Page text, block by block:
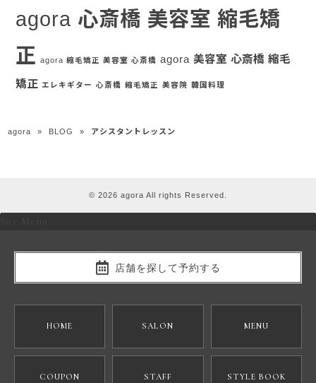
agora 心斎橋 美容室 縮毛矯
正 agora 縮毛矯正 美容室 心斎橋 agora 美容室 心斎橋 縮毛
矯正 エレキギター 心斎橋 縮毛矯正 美容院 韓国料理
agora » BLOG » アシスタントレッスン
© 2026 agora All rights Reserved.
店舗を探して予約する
HOME SALON MENU
COUPON STAFF STYLE BOOK